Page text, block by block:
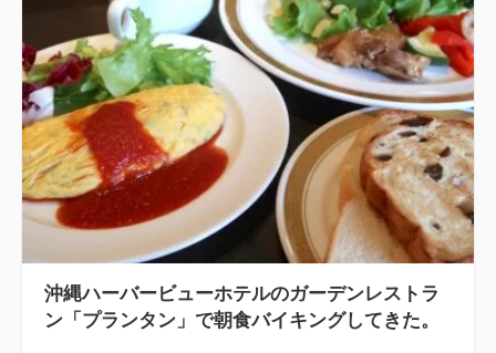
沖縄ハーバービューホテルのガーデンレストラ
ン「プランタン」で朝食バイキングしてきた。